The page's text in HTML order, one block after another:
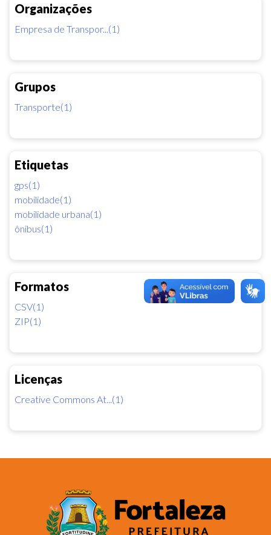
Organizações
Empresa de Transpor...(1)
Grupos
Transporte(1)
Etiquetas
gps(1)
mobilidade(1)
mobilidade urbana(1)
ônibus(1)
Formatos
CSV(1)
ZIP(1)
Licenças
Creative Commons At...(1)